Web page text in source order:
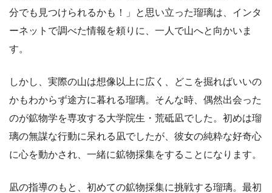
分でも見つけられるかも！」と思い立った瑠璃は、インタ
ーネットで調べた情報を頼りに、一人で山へと向かいま
す。
しかし、実際の山は想像以上に広く、どこを掘ればいいの
かもわからず途方に暮れる瑠璃。そんな時、偶然出会った
のが鉱物学を専攻する大学院生・荒砥凪でした。初めは瑠
璃の無謀な行動に呆れる凪でしたが、彼女の純粋な好奇心
に心を動かされ、一緒に鉱物採集をすることになります。
凪の指導のもと、初めての鉱物採集に挑戦する瑠璃。最初